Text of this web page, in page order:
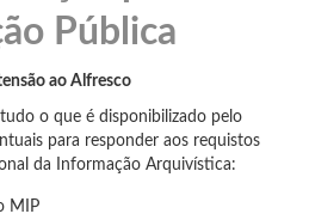
Pública
ao Alfresco
o que é disponibilizado pelo
para responder aos requistos
da Informação Arquivística:
MIP